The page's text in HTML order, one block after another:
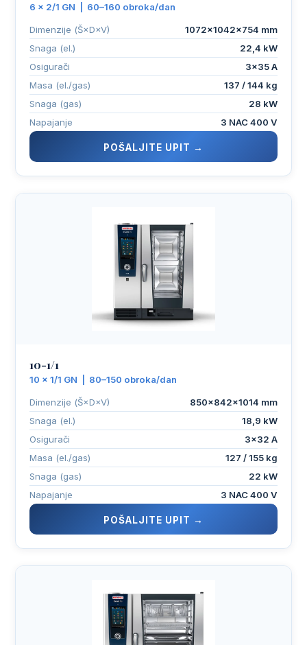
6 × 2/1 GN | 60–160 obroka/dan
Dimenzije (Š×D×V)
1072×1042×754 mm
Snaga (el.)
22,4 kW
Osigurači
3×35 A
Masa (el./gas)
137 / 144 kg
Snaga (gas)
28 kW
Napajanje
3 NAC 400 V
POŠALJITE UPIT →
10-1/1
10 × 1/1 GN | 80–150 obroka/dan
Dimenzije (Š×D×V)
850×842×1014 mm
Snaga (el.)
18,9 kW
Osigurači
3×32 A
Masa (el./gas)
127 / 155 kg
Snaga (gas)
22 kW
Napajanje
3 NAC 400 V
POŠALJITE UPIT →